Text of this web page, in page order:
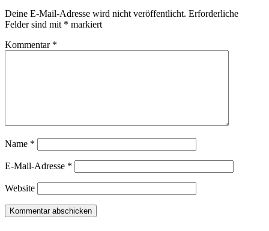
Deine E-Mail-Adresse wird nicht veröffentlicht. Erforderliche
Felder sind mit * markiert
Kommentar *
Name *
E-Mail-Adresse *
Website